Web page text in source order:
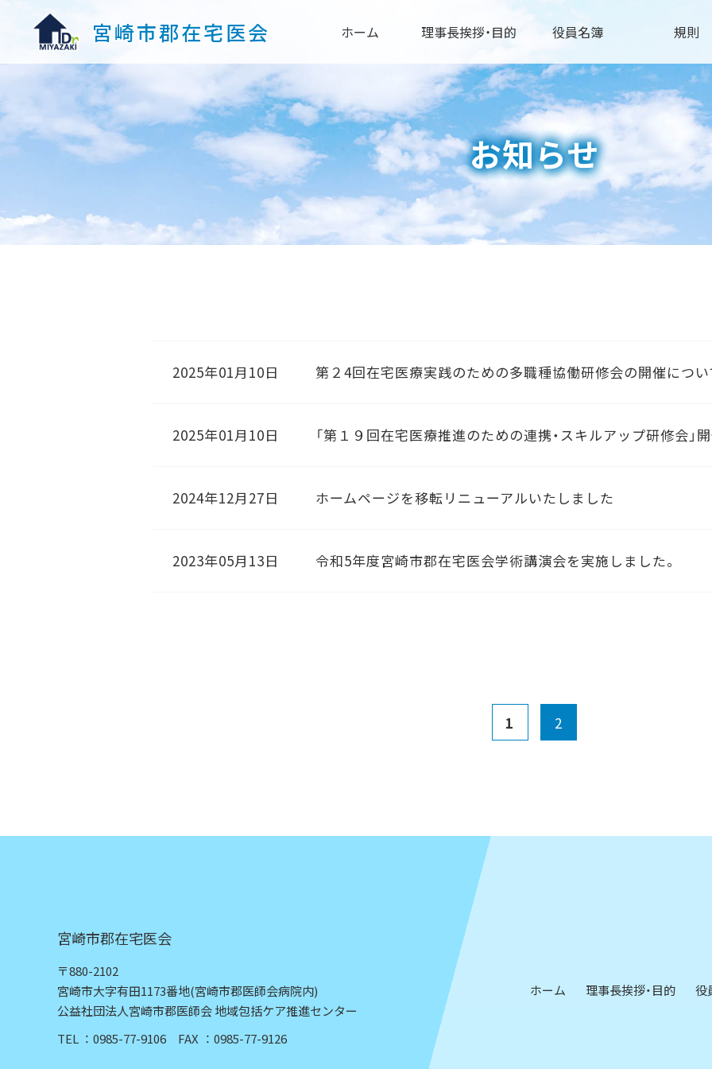
宮崎市郡在宅医会 ホーム 理事長挨拶・目的 役員名簿 規則
お知らせ
2025年01月10日 第２4回在宅医療実践のための多職種協働研修会の開催につい
2025年01月10日 「第１９回在宅医療推進のための連携・スキルアップ研修会」
2024年12月27日 ホームページを移転リニューアルいたしました
2023年05月13日 令和5年度宮崎市郡在宅医会学術講演会を実施しました。
1 2
宮崎市郡在宅医会
〒880-2102
宮崎市大字有田1173番地(宮崎市郡医師会病院内)
公益社団法人宮崎市郡医師会 地域包括ケア推進センター
TEL
0985-77-9106 FAX 0985-77-9126
ホーム 理事長挨拶・目的 役